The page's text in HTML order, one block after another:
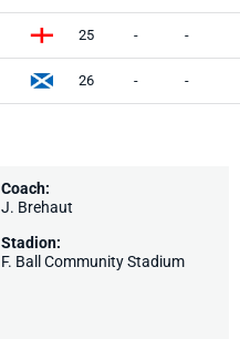
25 - -
26 - -
Coach:
J. Brehaut
Stadion:
F. Ball Community Stadium